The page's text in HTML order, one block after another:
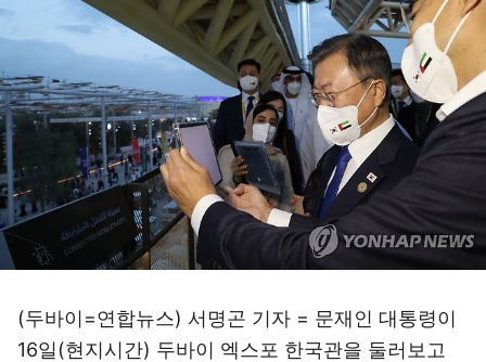
(두바이=연합뉴스) 서명곤 기자 = 문재인 대통령이
16일(현지시간) 두바이 엑스포 한국관을 둘러보고